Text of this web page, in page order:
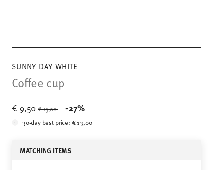
SUNNY DAY WHITE
Coffee cup
€ 9,50 Price reduced from
€ 13,00 -27%
30-day best price:€ 13,00
MATCHING ITEMS